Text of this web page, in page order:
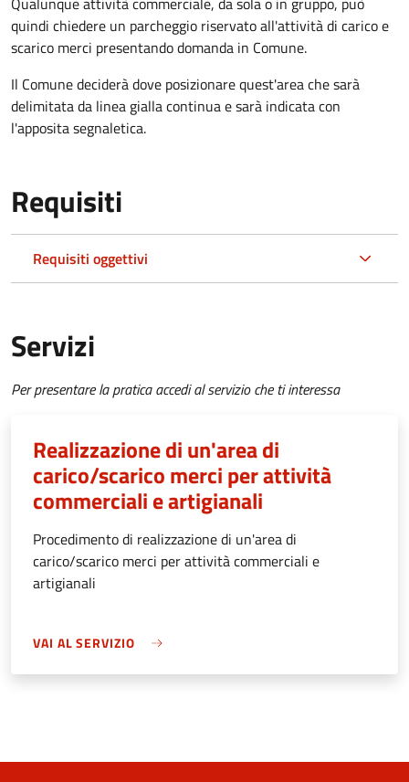
quindi chiedere un parcheggio riservato all'attività di carico e
scarico merci presentando domanda in Comune.
Il Comune deciderà dove posizionare quest'area che sarà
delimitata da linea gialla continua e sarà indicata con
l'apposita segnaletica.
Requisiti
Requisiti oggettivi
Servizi
Per presentare la pratica accedi al servizio che ti interessa
Realizzazione di un'area di
carico/scarico merci per attività
commerciali e artigianali
Procedimento di realizzazione di un'area di
carico/scarico merci per attività commerciali e
artigianali
VAI AL SERVIZIO